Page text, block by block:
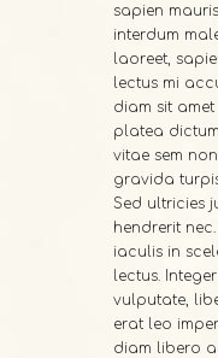
sapien
interdum
laoreet,
lectus mi
diam sit
platea
vitae sem
gravida
Sed ultricies
hendrerit
iaculis in
lectus.
vulputate,
erat leo
diam libero